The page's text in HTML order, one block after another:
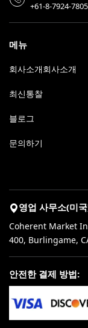
+61-8-7924-7805
메뉴
회사소개회사소개
최신통찰
블로그
문의하기
영업 사무소(미
Coherent Market
400, Burlingame,
안전한 결제 방법: